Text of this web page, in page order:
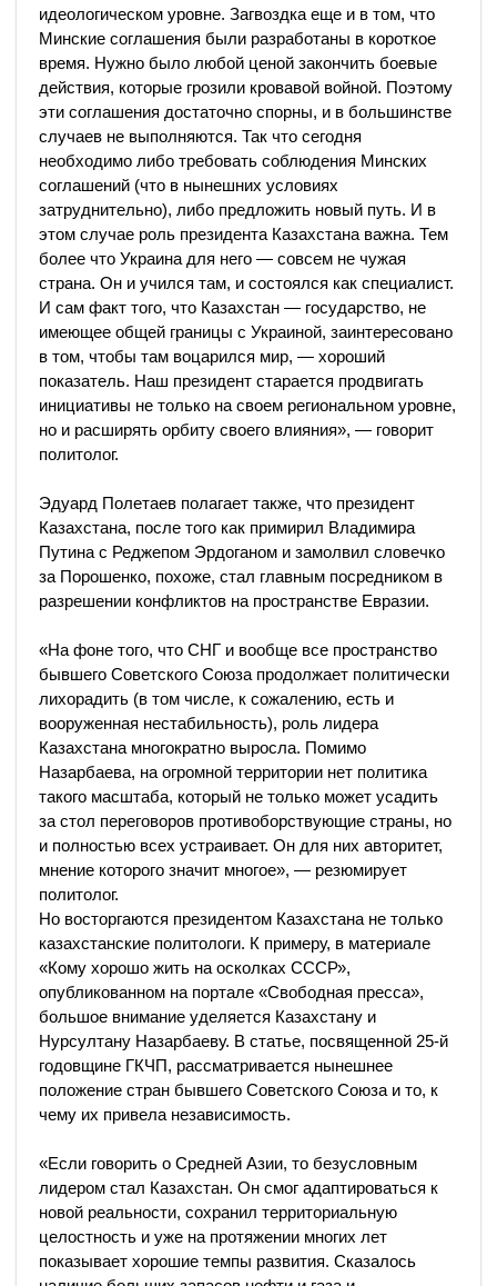
идеологическом уровне. Загвоздка еще и в том, что
Минские соглашения были разработаны в короткое
время. Нужно было любой ценой закончить боевые
действия, которые грозили кровавой войной. Поэтому
эти соглашения достаточно спорны, и в большинстве
случаев не выполняются. Так что сегодня
необходимо либо требовать соблюдения Минских
соглашений (что в нынешних условиях
затруднительно), либо предложить новый путь. И в
этом случае роль президента Казахстана важна. Тем
более что Украина для него — совсем не чужая
страна. Он и учился там, и состоялся как специалист.
И сам факт того, что Казахстан — государство, не
имеющее общей границы с Украиной, заинтересовано
в том, чтобы там воцарился мир, — хороший
показатель. Наш президент старается продвигать
инициативы не только на своем региональном уровне,
но и расширять орбиту своего влияния», — говорит
политолог.
Эдуард Полетаев полагает также, что президент
Казахстана, после того как примирил Владимира
Путина с Реджепом Эрдоганом и замолвил словечко
за Порошенко, похоже, стал главным посредником в
разрешении конфликтов на пространстве Евразии.
«На фоне того, что СНГ и вообще все пространство
бывшего Советского Союза продолжает политически
лихорадить (в том числе, к сожалению, есть и
вооруженная нестабильность), роль лидера
Казахстана многократно выросла. Помимо
Назарбаева, на огромной территории нет политика
такого масштаба, который не только может усадить
за стол переговоров противоборствующие страны, но
и полностью всех устраивает. Он для них авторитет,
мнение которого значит многое», — резюмирует
политолог.
Но восторгаются президентом Казахстана не только
казахстанские политологи. К примеру, в материале
«Кому хорошо жить на осколках СССР»,
опубликованном на портале «Свободная пресса»,
большое внимание уделяется Казахстану и
Нурсултану Назарбаеву. В статье, посвященной 25-й
годовщине ГКЧП, рассматривается нынешнее
положение стран бывшего Советского Союза и то, к
чему их привела независимость.
«Если говорить о Средней Азии, то безусловным
лидером стал Казахстан. Он смог адаптироваться к
новой реальности, сохранил территориальную
целостность и уже на протяжении многих лет
показывает хорошие темпы развития. Сказалось